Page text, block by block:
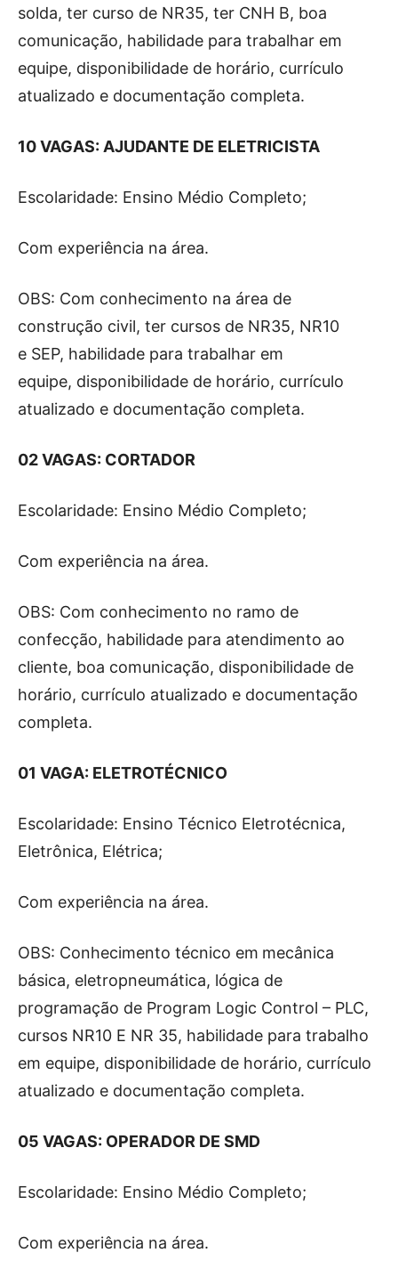
solda, ter curso de NR35, ter CNH B, boa
comunicação, habilidade para trabalhar em
equipe, disponibilidade de horário, currículo
atualizado e documentação completa.
10 VAGAS: AJUDANTE DE ELETRICISTA
Escolaridade: Ensino Médio Completo;
Com experiência na área.
OBS: Com conhecimento na área de
construção civil, ter cursos de NR35, NR10
e SEP, habilidade para trabalhar em
equipe, disponibilidade de horário, currículo
atualizado e documentação completa.
02 VAGAS: CORTADOR
Escolaridade: Ensino Médio Completo;
Com experiência na área.
OBS: Com conhecimento no ramo de
confecção, habilidade para atendimento ao
cliente, boa comunicação, disponibilidade de
horário, currículo atualizado e documentação
completa.
01 VAGA: ELETROTÉCNICO
Escolaridade: Ensino Técnico Eletrotécnica,
Eletrônica, Elétrica;
Com experiência na área.
OBS: Conhecimento técnico em mecânica
básica, eletropneumática, lógica de
programação de Program Logic Control – PLC,
cursos NR10 E NR 35, habilidade para trabalho
em equipe, disponibilidade de horário, currículo
atualizado e documentação completa.
05 VAGAS: OPERADOR DE SMD
Escolaridade: Ensino Médio Completo;
Com experiência na área.